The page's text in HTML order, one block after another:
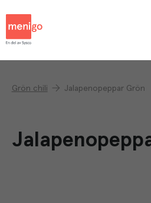
Grön chili Jalapenopeppar Grön